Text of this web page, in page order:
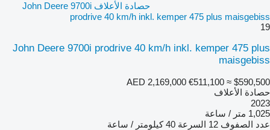
حصادة الأعلاف John Deere 9700i
prodrive 40 km/h inkl. kemper 475 plus maisgebiss
19
John Deere 9700i prodrive 40 km/h inkl. kemper 475 plus
maisgebiss
AED 2,169,000 €511,100 ≈ $590,500
حصادة الأعلاف
2023
1,025 متر / ساعة
عدد الصفوف 12 السرعة 40 كيلومتر / ساعة